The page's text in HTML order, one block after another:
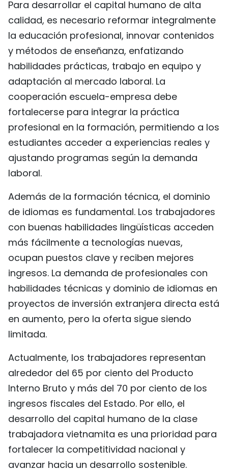
Para desarrollar el capital humano de alta
calidad, es necesario reformar integralmente
la educación profesional, innovar contenidos
y métodos de enseñanza, enfatizando
habilidades prácticas, trabajo en equipo y
adaptación al mercado laboral. La
cooperación escuela-empresa debe
fortalecerse para integrar la práctica
profesional en la formación, permitiendo a los
estudiantes acceder a experiencias reales y
ajustando programas según la demanda
laboral.
Además de la formación técnica, el dominio
de idiomas es fundamental. Los trabajadores
con buenas habilidades lingüísticas acceden
más fácilmente a tecnologías nuevas,
ocupan puestos clave y reciben mejores
ingresos. La demanda de profesionales con
habilidades técnicas y dominio de idiomas en
proyectos de inversión extranjera directa está
en aumento, pero la oferta sigue siendo
limitada.
Actualmente, los trabajadores representan
alrededor del 65 por ciento del Producto
Interno Bruto y más del 70 por ciento de los
ingresos fiscales del Estado. Por ello, el
desarrollo del capital humano de la clase
trabajadora vietnamita es una prioridad para
fortalecer la competitividad nacional y
avanzar hacia un desarrollo sostenible.